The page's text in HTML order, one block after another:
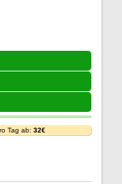
Tag ab: 32€